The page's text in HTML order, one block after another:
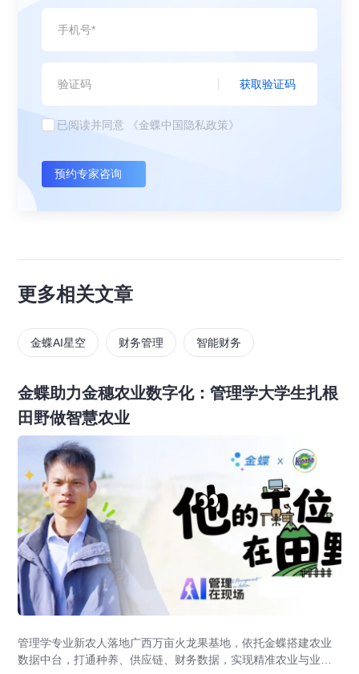
获取验证码
已阅读并同意 《金蝶中国隐私政策》
预约专家咨询
更多相关文章
金蝶AI星空 财务管理 智能财务
金蝶助力金穗农业数字化：管理学大学生扎根
田野做智慧农业
管理学专业新农人落地广西万亩火龙果基地，依托金蝶搭建农业
数据中台，打通种养、供应链、财务数据，实现精准农业与业财